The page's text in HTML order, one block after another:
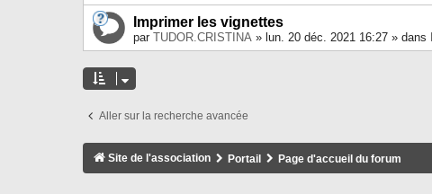
Imprimer les vignettes
par TUDOR.CRISTINA » lun. 20 déc. 2021 16:27 » dans
Aller sur la recherche avancée
Site de l'association Portail Page d'accueil du forum